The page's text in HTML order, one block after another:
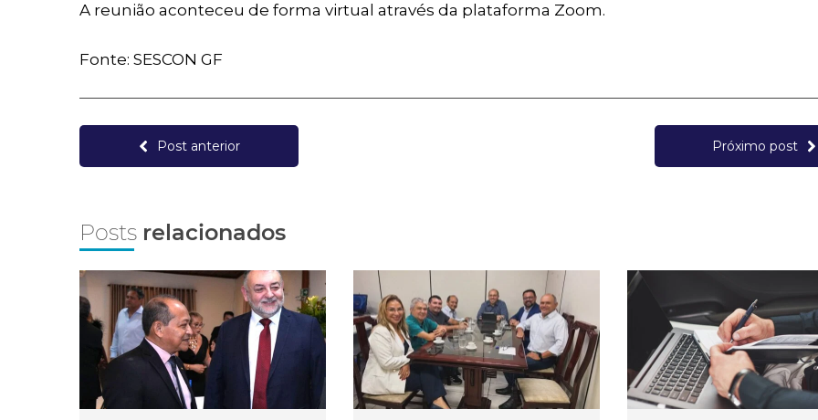
A reunião aconteceu de forma virtual através da plataforma Zoom.
Fonte: SESCON GF
Post anterior Próximo post
Posts relacionados